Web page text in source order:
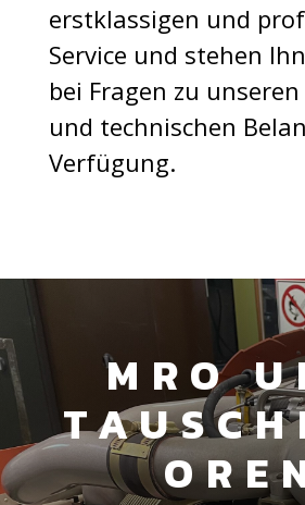
erstklassigen und
Service und stehen
bei Fragen zu
und technischen
Verfügung.
MRO